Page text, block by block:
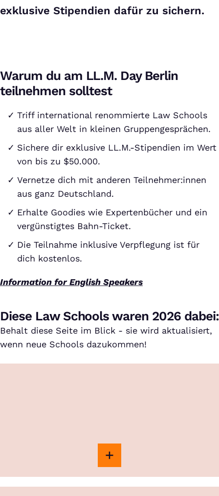
exklusive Stipendien dafür zu sichern.
Warum du am LL.M. Day Berlin
teilnehmen solltest
Triff international renommierte Law Schools
aus aller Welt in kleinen Gruppengesprächen.
Sichere dir exklusive LL.M.-Stipendien im Wert
von bis zu $50.000.
Vernetze dich mit anderen Teilnehmer:innen
aus ganz Deutschland.
Erhalte Goodies wie Expertenbücher und ein
vergünstigtes Bahn-Ticket.
Die Teilnahme inklusive Verpflegung ist für
dich kostenlos.
Information for English Speakers
Diese Law Schools waren 2026 dabei:
Behalt diese Seite im Blick - sie wird aktualisiert,
wenn neue Schools dazukommen!